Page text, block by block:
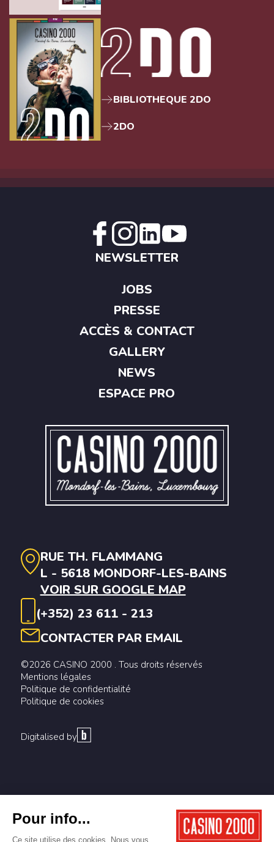
BIBLIOTHEQUE 2DO
2DO
RUE TH. FLAMMANG
L - 5618 MONDORF-LES-BAINS
VOIR SUR GOOGLE MAP
(+352) 23 611 - 213
CONTACTER PAR EMAIL
©2026 CASINO 2000 . Tous droits réservés
Mentions légales
Politique de confidentialité
Politique de cookies
Digitalised by
NEWSLETTER
JOBS
PRESSE
ACCÈS & CONTACT
GALLERY
NEWS
ESPACE PRO